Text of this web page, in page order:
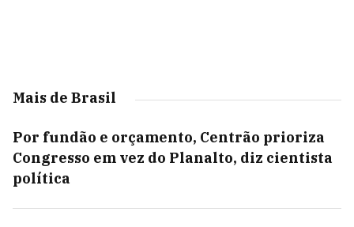
Mais de Brasil
Por fundão e orçamento, Centrão prioriza
Congresso em vez do Planalto, diz cientista
política